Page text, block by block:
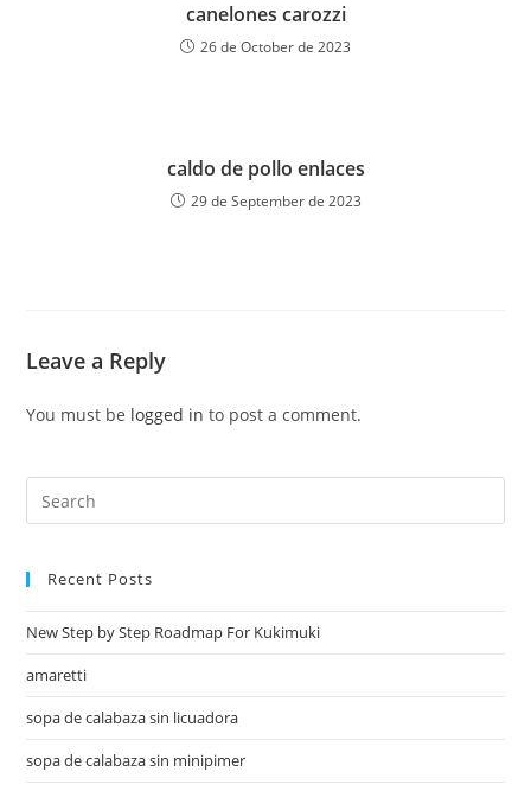
canelones carozzi
26 de October de 2023
caldo de pollo enlaces
29 de September de 2023
Leave a Reply
You must be logged in to post a comment.
Recent Posts
New Step by Step Roadmap For Kukimuki
amaretti
sopa de calabaza sin licuadora
sopa de calabaza sin minipimer